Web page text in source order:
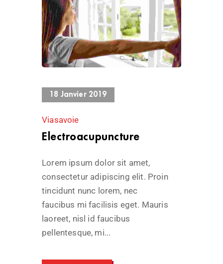
13393 Views
18 Janvier 2019
Viasavoie
Electroacupuncture
Lorem ipsum dolor sit amet,
consectetur adipiscing elit. Proin
tincidunt nunc lorem, nec
faucibus mi facilisis eget. Mauris
laoreet, nisl id faucibus
pellentesque, mi...